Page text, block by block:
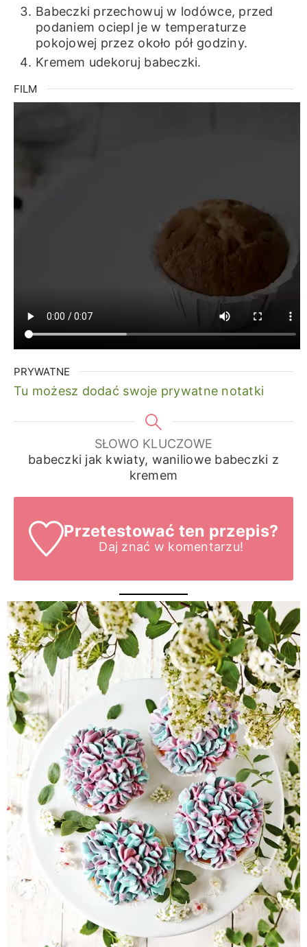
Babeczki przechowuj w lodówce, przed
podaniem ociepl je w temperaturze
pokojowej przez około pół godziny.
Kremem udekoruj babeczki.
FILM
PRYWATNE
Tu możesz dodać swoje prywatne notatki
SŁOWO KLUCZOWE
babeczki jak kwiaty, waniliowe babeczki z
kremem
Przetestować ten przepis?
Daj znać w komentarzu!